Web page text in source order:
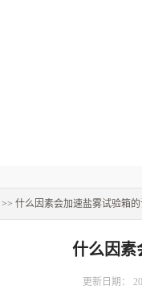
>> 什么因素会加速盐雾试验箱
什么因素
更新日期：